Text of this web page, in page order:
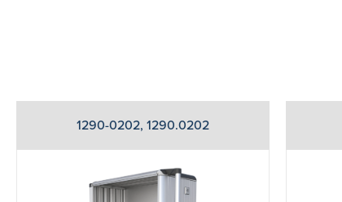
1290-0202, 1290.0202